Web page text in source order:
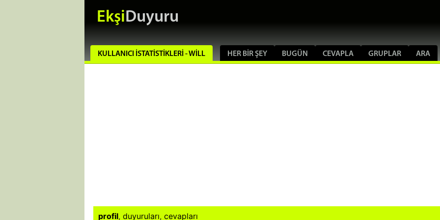
EkşiDuyuru
KULLANICI İSTATISTIKLERI - WILL HER BIR ŞEY BUGÜN CEVAPLA GRUPLAR ARA
profil, duyuruları, cevapları